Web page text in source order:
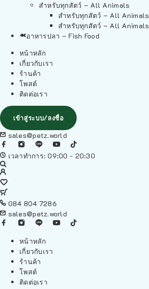
สำหรับทุกสัตว์ – All Animals
สำหรับทุกสัตว์ – All Animals
สำหรับทุกสัตว์ – All Animals
อาหารปลา – Fish Food
หน้าหลัก
เกี่ยวกับเรา
ร้านค้า
โพสต์
ติดต่อเรา
เข้าสู่ระบบ/ลงชื่อ
sales@petz.world
เวลาทำการ: 09:00 - 20:30
084 804 7286
sales@petz.world
หน้าหลัก
เกี่ยวกับเรา
ร้านค้า
โพสต์
ติดต่อเรา